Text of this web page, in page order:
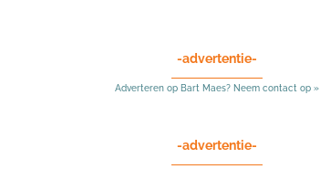
-advertentie-
Adverteren op Bart Maes? Neem contact op »
-advertentie-